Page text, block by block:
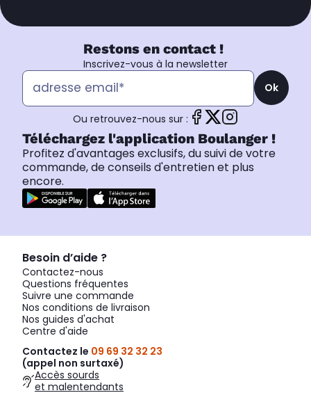
Restons en contact !
Inscrivez-vous à la newsletter
Ok
Ou retrouvez-nous sur :
Téléchargez l'application Boulanger !
Profitez d'avantages exclusifs, du suivi de votre
commande, de conseils d'entretien et plus
encore.
Besoin d’aide ?
Contactez-nous
Questions fréquentes
Suivre une commande
Nos conditions de livraison
Nos guides d'achat
Centre d'aide
Contactez le 09 69 32 32 23
(appel non surtaxé)
Accès sourds
et malentendants